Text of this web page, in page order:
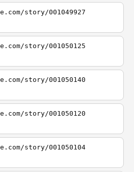
story/001049927
story/001050125
story/001050140
story/001050120
story/001050104